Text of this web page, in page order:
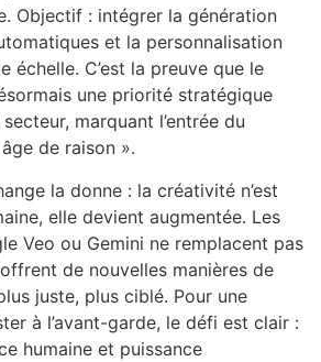
Objectif : intégrer la génération
et la personnalisation
échelle. C’est la preuve que le
une priorité stratégique
marquant l’entrée du
de raison ».
la donne : la créativité n’est
elle devient augmentée. Les
Veo ou Gemini ne remplacent pas
de nouvelles manières de
juste, plus ciblé. Pour une
à l’avant-garde, le défi est clair :
humaine et puissance